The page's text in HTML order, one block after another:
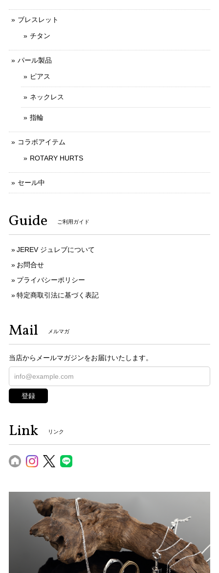
ブレスレット
チタン
パール製品
ピアス
ネックレス
指輪
コラボアイテム
ROTARY HURTS
セール中
Guide ご利用ガイド
JEREV ジュレブについて
お問合せ
プライバシーポリシー
特定商取引法に基づく表記
Mail メルマガ
当店からメールマガジンをお届けいたします。
登録
Link リンク